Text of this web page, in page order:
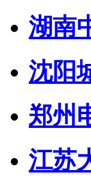
湖南
沈阳
郑州
江苏